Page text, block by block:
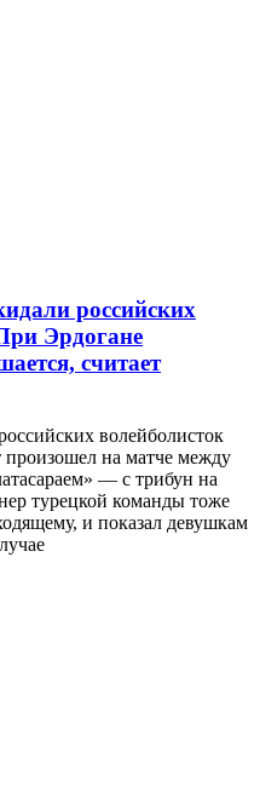
российских
Эрдогане
считает
волейболисток
на матче между
— с трибун на
турецкой команды тоже
и показал девушкам